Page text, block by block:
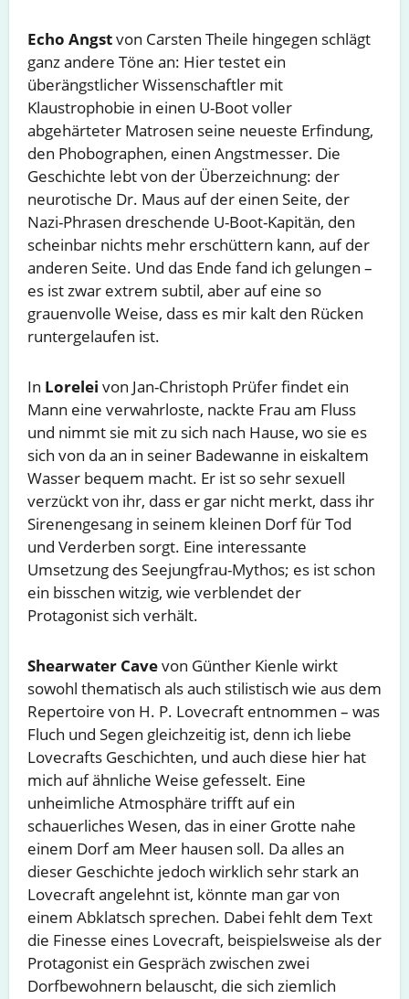
Echo Angstvon Carsten Theile hingegen schlägt
ganz andere Töne an: Hier testet ein
überängstlicher Wissenschaftler mit
Klaustrophobie in einen U-Boot voller
abgehärteter Matrosen seine neueste Erfindung,
den Phobographen, einen Angstmesser. Die
Geschichte lebt von der Überzeichnung: der
neurotische Dr. Maus auf der einen Seite, der
Nazi-Phrasen dreschende U-Boot-Kapitän, den
scheinbar nichts mehr erschüttern kann, auf der
anderen Seite. Und das Ende fand ich gelungen –
es ist zwar extrem subtil, aber auf eine so
grauenvolle Weise, dass es mir kalt den Rücken
runtergelaufen ist.
In Lorelei von Jan-Christoph Prüfer findet ein
Mann eine verwahrloste, nackte Frau am Fluss
und nimmt sie mit zu sich nach Hause, wo sie es
sich von da an in seiner Badewanne in eiskaltem
Wasser bequem macht. Er ist so sehr sexuell
verzückt von ihr, dass er gar nicht merkt, dass ihr
Sirenengesang in seinem kleinen Dorf für Tod
und Verderben sorgt. Eine interessante
Umsetzung des Seejungfrau-Mythos; es ist schon
ein bisschen witzig, wie verblendet der
Protagonist sich verhält.
Shearwater Cavevon Günther Kienle wirkt
sowohl thematisch als auch stilistisch wie aus dem
Repertoire von H. P. Lovecraft entnommen – was
Fluch und Segen gleichzeitig ist, denn ich liebe
Lovecrafts Geschichten, und auch diese hier hat
mich auf ähnliche Weise gefesselt. Eine
unheimliche Atmosphäre trifft auf ein
schauerliches Wesen, das in einer Grotte nahe
einem Dorf am Meer hausen soll. Da alles an
dieser Geschichte jedoch wirklich sehr stark an
Lovecraft angelehnt ist, könnte man gar von
einem Abklatsch sprechen. Dabei fehlt dem Text
die Finesse eines Lovecraft, beispielsweise als der
Protagonist ein Gespräch zwischen zwei
Dorfbewohnern belauscht, die sich ziemlich